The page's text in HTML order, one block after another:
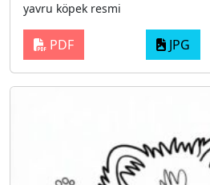
yavru köpek resmi
PDF JPG